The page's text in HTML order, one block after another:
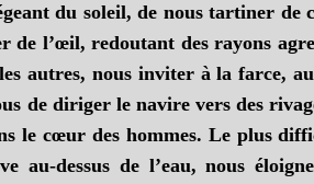
du soleil, de nous tartiner de
l’œil, redoutant des rayons
autres, nous inviter à la farce,
de diriger le navire vers des
le cœur des hommes. Le plus
au-dessus de l’eau, nous